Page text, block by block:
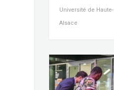
Université de Haute-
Alsace